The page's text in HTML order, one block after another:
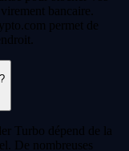
est un vrai plus.